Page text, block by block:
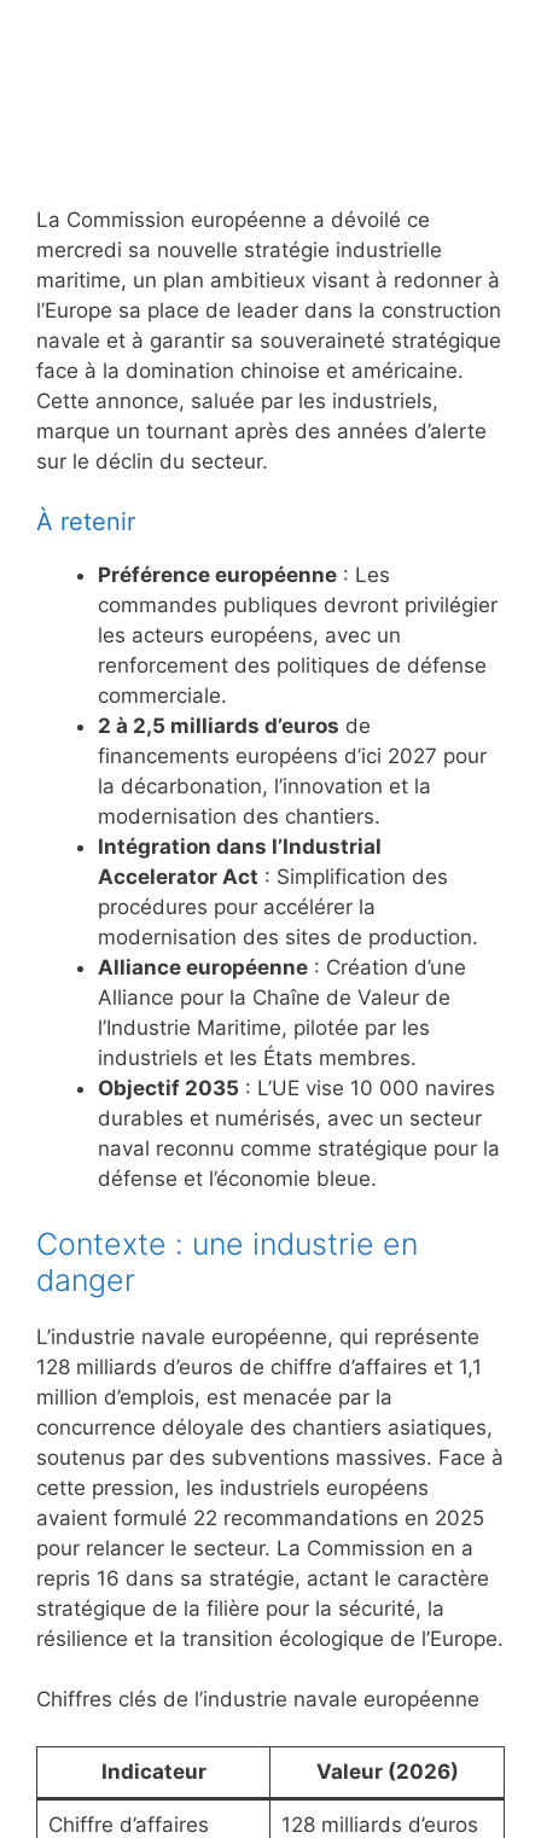
La Commission européenne a dévoilé ce
mercredi sa nouvelle stratégie industrielle
maritime, un plan ambitieux visant à redonner à
l’Europe sa place de leader dans la construction
navale et à garantir sa souveraineté stratégique
face à la domination chinoise et américaine.
Cette annonce, saluée par les industriels,
marque un tournant après des années d’alerte
sur le déclin du secteur.
À retenir
Préférence européenne : Les
commandes publiques devront privilégier
les acteurs européens, avec un
renforcement des politiques de défense
commerciale.
2 à 2,5 milliards d’euros de
financements européens d’ici 2027 pour
la décarbonation, l’innovation et la
modernisation des chantiers.
Intégration dans l’Industrial
Accelerator Act : Simplification des
procédures pour accélérer la
modernisation des sites de production.
Alliance européenne : Création d’une
Alliance pour la Chaîne de Valeur de
l’Industrie Maritime, pilotée par les
industriels et les États membres.
Objectif 2035 : L’UE vise 10 000 navires
durables et numérisés, avec un secteur
naval reconnu comme stratégique pour la
défense et l’économie bleue.
Contexte : une industrie en
danger
L’industrie navale européenne, qui représente
128 milliards d’euros de chiffre d’affaires et 1,1
million d’emplois, est menacée par la
concurrence déloyale des chantiers asiatiques,
soutenus par des subventions massives. Face à
cette pression, les industriels européens
avaient formulé 22 recommandations en 2025
pour relancer le secteur. La Commission en a
repris 16 dans sa stratégie, actant le caractère
stratégique de la filière pour la sécurité, la
résilience et la transition écologique de l’Europe.
Chiffres clés de l’industrie navale européenne
Indicateur Valeur (2026)
Chiffre d’affaires 128 milliards d’euros